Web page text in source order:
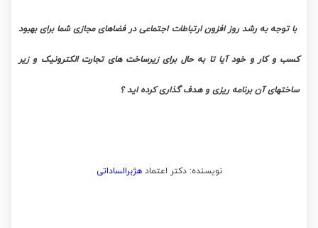
با توجه به رشد روز افزون ارتباطات اجتماعی در فضاهای مجازی شما برای بهبود
کسب و کار و خود آیا تا به حال برای زیرساخت های تجارت الکترونیک و زیر
ساختهای آن برنامه ریزی و هدف گذاری کرده اید ؟
نویسنده: دکتر اعتمادهژبرالساداتی